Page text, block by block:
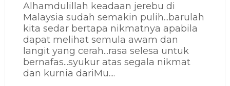
Alhamdulillah keadaan jerebu di
Malaysia sudah semakin pulih...barulah
kita sedar bertapa nikmatnya apabila
dapat melihat semula awam dan
langit yang cerah...rasa selesa untuk
bernafas...syukur atas segala nikmat
dan kurnia dariMu....